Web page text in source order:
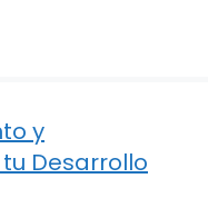
y
Desarrollo